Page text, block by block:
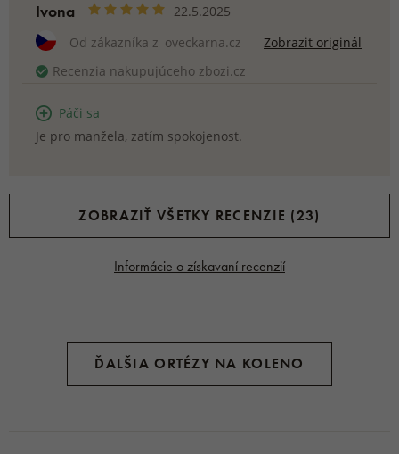
Ivona
22.5.2025
Od zákazníka z oveckarna.cz
Zobrazit originál
Recenzia nakupujúceho zbozi.cz
Páči sa
Je pro manžela, zatím spokojenost.
ZOBRAZIŤ VŠETKY RECENZIE (23)
Informácie o získavaní recenzií
ĎALŠIA ORTÉZY NA KOLENO